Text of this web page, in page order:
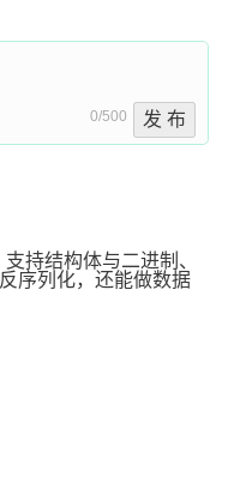
0/500 发 布
持结构体与二进制、
序列化，还能做数据